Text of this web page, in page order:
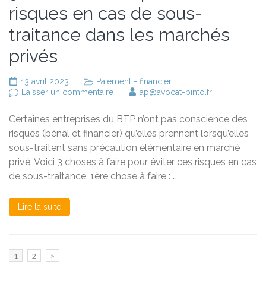
risques en cas de sous-
traitance dans les marchés
privés
13 avril 2023
Paiement - financier
Laisser un commentairesur
à
faire
pour
éviter
les
risques
en
ap@avocat-pinto.fr
Certaines entreprises du BTP n’ont pas conscience des
risques (pénal et financier) qu’elles prennent lorsqu’elles
sous-traitent sans précaution élémentaire en marché
privé. Voici 3 choses à faire pour éviter ces risques en cas
de sous-traitance. 1ère chose à faire : …
Lire la suite
Pagination
Page
1 Page
2 >